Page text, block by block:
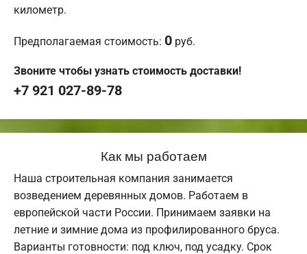
километр.
Предполагаемая стоимость: 0 руб.
Звоните чтобы узнать стоимость доставки!
+7 921 027-89-78
Как мы работаем
Наша строительная компания занимается
возведением деревянных домов. Работаем в
европейской части России. Принимаем заявки на
летние и зимние дома из профилированного бруса.
Варианты готовности: под ключ, под усадку. Срок